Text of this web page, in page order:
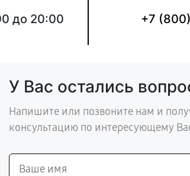
до 20:00 +7
У Вас остались
Напишите или позвоните нам и
консультацию по интересующему